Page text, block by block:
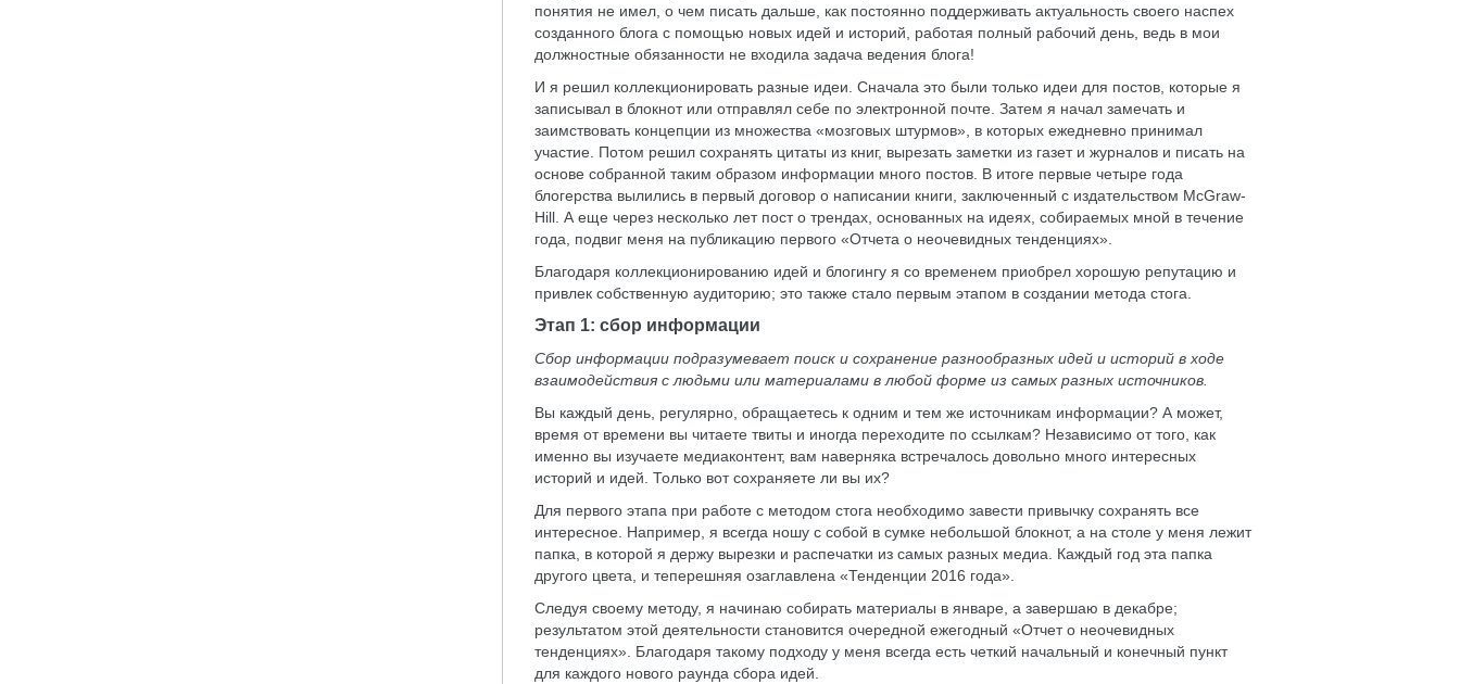
понятия не имел, о чем писать дальше, как постоянно поддерживать актуальность своего наспех
созданного блога с помощью новых идей и историй, работая полный рабочий день, ведь в мои
должностные обязанности не входила задача ведения блога!
И я решил коллекционировать разные идеи. Сначала это были только идеи для постов, которые я
записывал в блокнот или отправлял себе по электронной почте. Затем я начал замечать и
заимствовать концепции из множества «мозговых штурмов», в которых ежедневно принимал
участие. Потом решил сохранять цитаты из книг, вырезать заметки из газет и журналов и писать на
основе собранной таким образом информации много постов. В итоге первые четыре года
блогерства вылились в первый договор о написании книги, заключенный с издательством McGraw-
Hill. А еще через несколько лет пост о трендах, основанных на идеях, собираемых мной в течение
года, подвиг меня на публикацию первого «Отчета о неочевидных тенденциях».
Благодаря коллекционированию идей и блогингу я со временем приобрел хорошую репутацию и
привлек собственную аудиторию; это также стало первым этапом в создании метода стога.
Этап 1: сбор информации
Сбор информации подразумевает поиск и сохранение разнообразных идей и историй в ходе
взаимодействия с людьми или материалами в любой форме из самых разных источников.
Вы каждый день, регулярно, обращаетесь к одним и тем же источникам информации? А может,
время от времени вы читаете твиты и иногда переходите по ссылкам? Независимо от того, как
именно вы изучаете медиаконтент, вам наверняка встречалось довольно много интересных
историй и идей. Только вот сохраняете ли вы их?
Для первого этапа при работе с методом стога необходимо завести привычку сохранять все
интересное. Например, я всегда ношу с собой в сумке небольшой блокнот, а на столе у меня лежит
папка, в которой я держу вырезки и распечатки из самых разных медиа. Каждый год эта папка
другого цвета, и теперешняя озаглавлена «Тенденции 2016 года».
Следуя своему методу, я начинаю собирать материалы в январе, а завершаю в декабре;
результатом этой деятельности становится очередной ежегодный «Отчет о неочевидных
тенденциях». Благодаря такому подходу у меня всегда есть четкий начальный и конечный пункт
для каждого нового раунда сбора идей.